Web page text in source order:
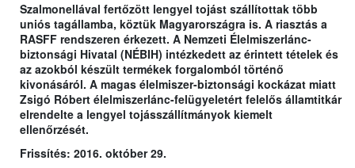
Szalmonellával fertőzött lengyel tojást szállítottak több
uniós tagállamba, köztük Magyarországra is. A riasztás a
RASFF rendszeren érkezett. A Nemzeti Élelmiszerlánc-
biztonsági Hivatal (NÉBIH) intézkedett az érintett tételek és
az azokból készült termékek forgalomból történő
kivonásáról. A magas élelmiszer-biztonsági kockázat miatt
Zsigó Róbert élelmiszerlánc-felügyeletért felelős államtitkár
elrendelte a lengyel tojásszállítmányok kiemelt
ellenőrzését.
Frissítés: 2016. október 29.